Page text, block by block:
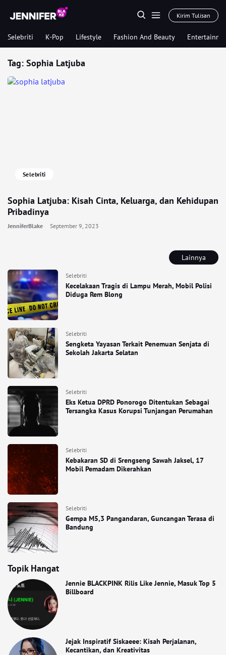
Kirim Tulisan
Selebriti K-Pop Lifestyle Fashion And Beauty
Lainnya
Selebriti
Kecelakaan Tragis di Lampu Merah, Mobil Polisi
Diduga Rem Blong
Selebriti
Sengketa Yayasan Terkait Penemuan Senjata di
Sekolah Jakarta Selatan
Selebriti
Eks Ketua DPRD Ponorogo Ditentukan Sebagai
Tersangka Kasus Korupsi Tunjangan Perumahan
Selebriti
Kebakaran SD di Srengseng Sawah Jaksel, 17
Mobil Pemadam Dikerahkan
Selebriti
Gempa M5,3 Pangandaran, Guncangan Terasa di
Bandung
Topik Hangat
Jennie BLACKPINK Rilis Like Jennie, Masuk Top 5
Billboard
Jejak Inspiratif Siskaeee: Kisah Perjalanan,
Kecantikan, dan Kreativitas
Tag: Sophia Latjuba
Selebriti
Sophia Latjuba: Kisah Cinta, Keluarga, dan Kehidupan
Pribadinya
JenniferBlake September 9, 2023